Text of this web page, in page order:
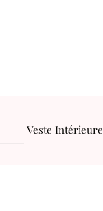
Veste Intérieure